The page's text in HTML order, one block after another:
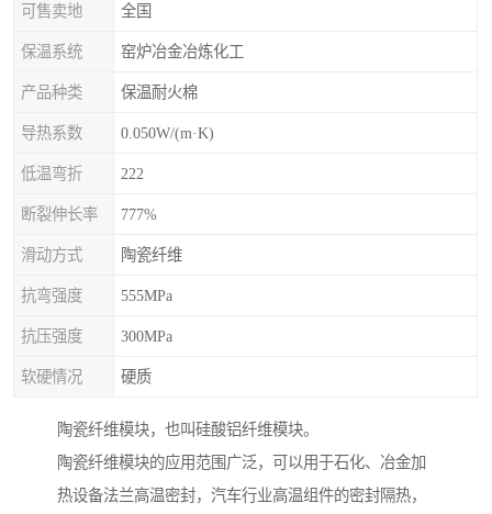
可售卖地 全国
保温系统 窑炉冶金冶炼化工
产品种类 保温耐火棉
导热系数 0.050W/(m·K)
低温弯折 222
断裂伸长率 777%
滑动方式 陶瓷纤维
抗弯强度 555MPa
抗压强度 300MPa
软硬情况 硬质
陶瓷纤维模块，也叫硅酸铝纤维模块。
陶瓷纤维模块的应用范围广泛，可以用于石化、冶金加
热设备法兰高温密封，汽车行业高温组件的密封隔热，